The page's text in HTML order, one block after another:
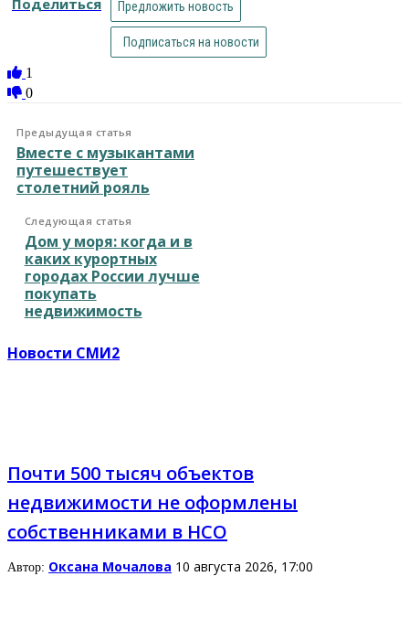
Предложить новость
Подписаться на новости
1
0
Предыдущая статья
Вместе с музыкантами
путешествует
столетний рояль
Следующая статья
Дом у моря: когда и в
каких курортных
городах России лучше
покупать
недвижимость
Новости СМИ2
Почти 500 тысяч объектов
недвижимости не оформлены
собственниками в НСО
Автор: Оксана Мочалова 10 августа 2026, 17:00